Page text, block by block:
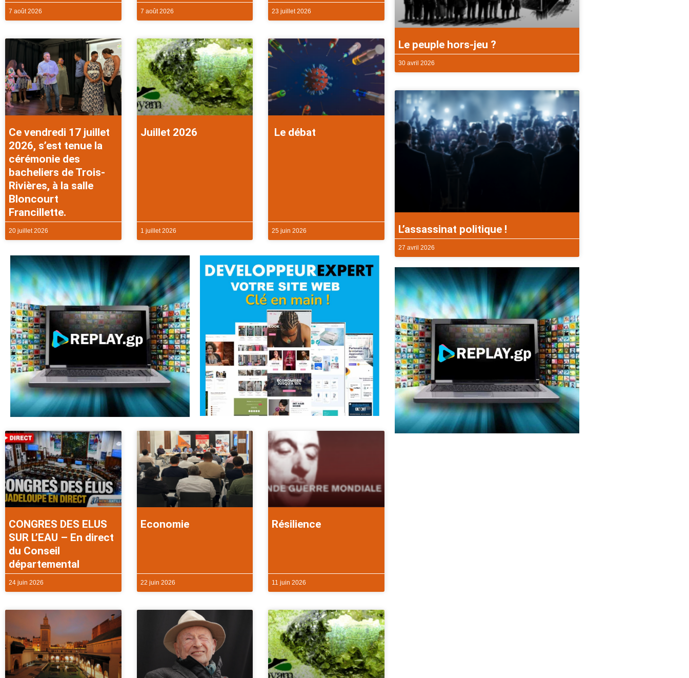
7 août 2026 7 août 2026 23 juillet 2026
Ce vendredi 17 juillet
2026, s’est tenue la
cérémonie des
bacheliers de Trois-
Rivières, à la salle
Bloncourt
Francillette.
20 juillet 2026
Juillet 2026
1 juillet 2026
Le débat
25 juin 2026
CONGRES DES ELUS
SUR L’EAU – En direct
du Conseil
départemental
24 juin 2026
Economie
22 juin 2026
Résilience
11 juin 2026
Le peuple hors-jeu ?
30 avril 2026
L’assassinat politique !
27 avril 2026